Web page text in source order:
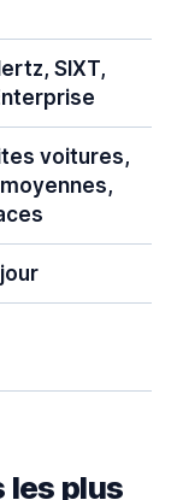
SIXT,
voitures,
les plus